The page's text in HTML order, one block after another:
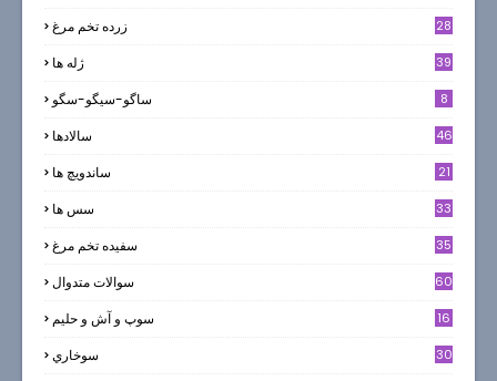
زرده تخم مرغ 28
ژله ها 39
ساگو-سیگو-سگو 8
سالادها 46
ساندویچ ها 21
سس ها 33
سفيده تخم مرغ 35
سوالات متدوال 60
سوپ و آش و حليم 16
سوخاري 30